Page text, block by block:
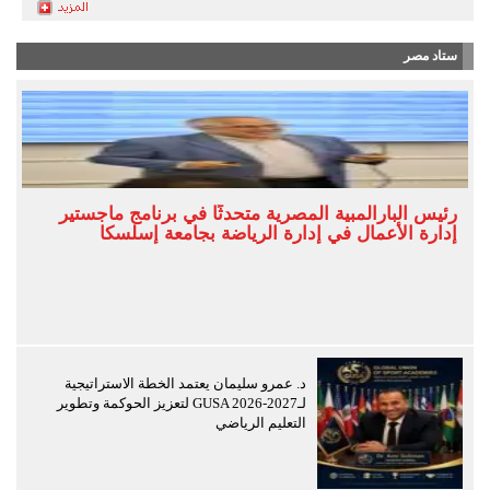
ستاد مصر
رئيس البارالمبية المصرية متحدثًا في برنامج ماجستير
إدارة الأعمال في إدارة الرياضة بجامعة إسلسكا
د. عمرو سليمان يعتمد الخطة الاستراتيجية
لـGUSA 2026-2027 لتعزيز الحوكمة وتطوير
التعليم الرياضي